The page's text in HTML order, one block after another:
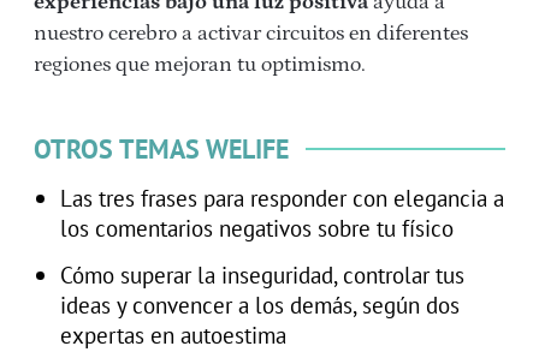
nuestro cerebro a activar circuitos en diferentes
regiones que mejoran tu optimismo.
OTROS TEMAS WELIFE
Las tres frases para responder con elegancia a
los comentarios negativos sobre tu físico
Cómo superar la inseguridad, controlar tus
ideas y convencer a los demás, según dos
expertas en autoestima